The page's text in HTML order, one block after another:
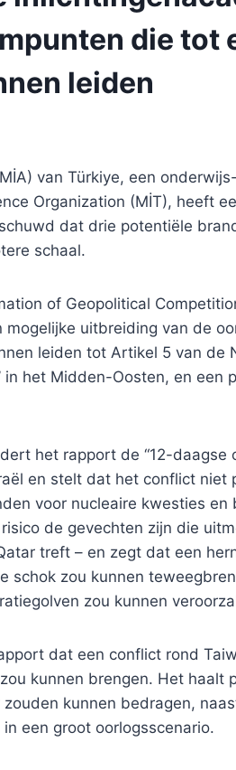
die tot
leiden
van Türkiye, een
Organization (MİT), heeft
dat drie potentiële
schaal.
of Geopolitical
mogelijke uitbreiding van de
leiden tot Artikel 5 van de
in het Midden-Oosten, en een
het rapport de “12-daagse
en stelt dat het conflict niet
voor nucleaire kwesties
de gevechten zijn die
treft – en zegt dat een
schok zou kunnen
zou kunnen
dat een conflict rond
kunnen brengen. Het haalt
kunnen bedragen,
een groot oorlogsscenario.